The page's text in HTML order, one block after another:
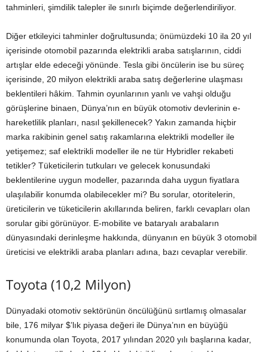
tahminleri, şimdilik talepler ile sınırlı biçimde değerlendiriliyor.
Diğer etkileyici tahminler doğrultusunda; önümüzdeki 10 ila 20 yıl
içerisinde otomobil pazarında elektrikli araba satışlarının, ciddi
artışlar elde edeceği yönünde. Tesla gibi öncülerin ise bu süreç
içerisinde, 20 milyon elektrikli araba satış değerlerine ulaşması
beklentileri hâkim. Tahmin oyunlarının yanlı ve vahşi olduğu
görüşlerine binaen, Dünya’nın en büyük otomotiv devlerinin e-
hareketlilik planları, nasıl şekillenecek? Yakın zamanda hiçbir
marka rakibinin genel satış rakamlarına elektrikli modeller ile
yetişemez; saf elektrikli modeller ile ne tür Hybridler rekabeti
tetikler? Tüketicilerin tutkuları ve gelecek konusundaki
beklentilerine uygun modeller, pazarında daha uygun fiyatlara
ulaşılabilir konumda olabilecekler mi? Bu sorular, otoritelerin,
üreticilerin ve tüketicilerin akıllarında beliren, farklı cevapları olan
sorular gibi görünüyor. E-mobilite ve bataryalı arabaların
dünyasındaki derinleşme hakkında, dünyanın en büyük 3 otomobil
üreticisi ve elektrikli araba planları adına, bazı cevaplar verebilir.
Toyota (10,2 Milyon)
Dünyadaki otomotiv sektörünün öncülüğünü sırtlamış olmasalar
bile, 176 milyar $’lık piyasa değeri ile Dünya’nın en büyüğü
konumunda olan Toyota, 2017 yılından 2020 yılı başlarına kadar,